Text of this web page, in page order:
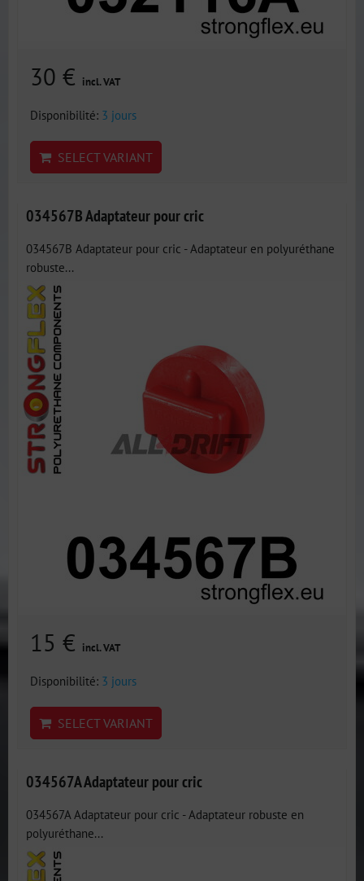
30 € incl. VAT
Disponibilité: 3 jours
SELECT VARIANT
034567B Adaptateur pour cric
034567B Adaptateur pour cric - Adaptateur en polyuréthane
robuste...
15 € incl. VAT
Disponibilité: 3 jours
SELECT VARIANT
034567A Adaptateur pour cric
034567A Adaptateur pour cric - Adaptateur robuste en
polyuréthane...